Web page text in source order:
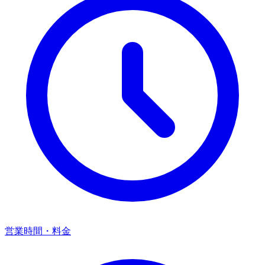
営業時間・料金